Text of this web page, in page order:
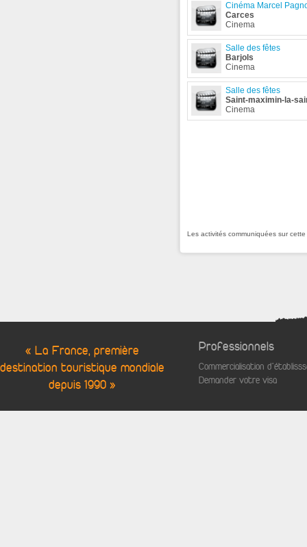
Cinéma Marcel
Carces
Cinema
Salle des fêtes
Barjols
Cinema
Salle des fêtes
Saint-maximin-la-
Cinema
Les activités communiquées sur
« La France, première
destination touristique mondiale
depuis 1990 »
Professionnels
Commercialisation
Demander votre visa